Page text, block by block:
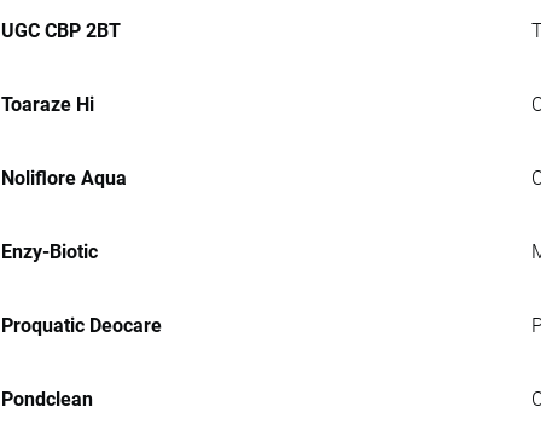
UGC CBP 2BT
Toaraze Hi
Noliflore Aqua
Enzy-Biotic
Proquatic Deocare
Pondclean